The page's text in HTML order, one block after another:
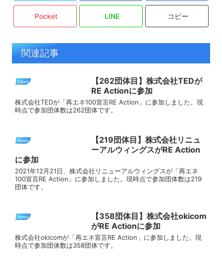
Pocket LINE コピー
関連記事
News
【262団体目】株式会社TEDが
RE Actionに参加
株式会社TEDが「再エネ100宣言RE Action」に参加しました。現
時点で参加団体数は262団体です。
News
【219団体目】株式会社リニュ
ーアルウィングスがRE Action
に参加
2021年12月21日、株式会社リニューアルウィングスが「再エネ
100宣言RE Action」に参加しました。現時点で参加団体数は219
団体です。
News
【358団体目】株式会社okicom
がRE Actionに参加
株式会社okicomが「再エネ宣言RE Action」に参加しました。現
時点で参加団体数は358団体です。